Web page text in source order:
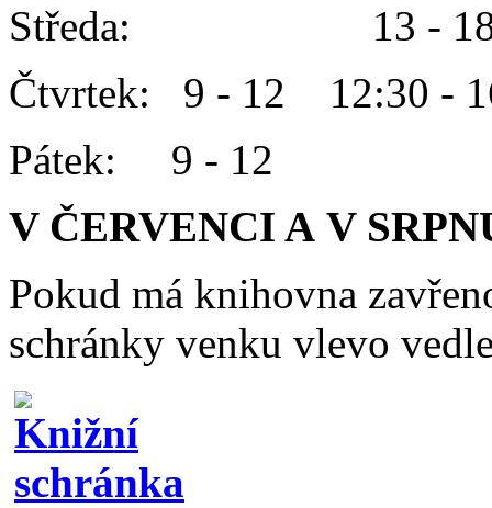
Středa: 13 -
Čtvrtek: 9 - 12 12:30 -
Pátek: 9 - 12
V ČERVENCI A V
Pokud má knihovna
schránky venku vlevo